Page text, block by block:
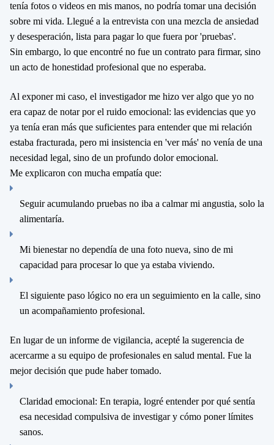
tenía fotos o videos en mis manos, no podría tomar una decisión
sobre mi vida. Llegué a la entrevista con una mezcla de ansiedad
y desesperación, lista para pagar lo que fuera por 'pruebas'.
Sin embargo, lo que encontré no fue un contrato para firmar, sino
un acto de honestidad profesional que no esperaba.
Al exponer mi caso, el investigador me hizo ver algo que yo no
era capaz de notar por el ruido emocional: las evidencias que yo
ya tenía eran más que suficientes para entender que mi relación
estaba fracturada, pero mi insistencia en 'ver más' no venía de una
necesidad legal, sino de un profundo dolor emocional.
Me explicaron con mucha empatía que:
Seguir acumulando pruebas no iba a calmar mi angustia, solo la
alimentaría.
Mi bienestar no dependía de una foto nueva, sino de mi
capacidad para procesar lo que ya estaba viviendo.
El siguiente paso lógico no era un seguimiento en la calle, sino
un acompañamiento profesional.
En lugar de un informe de vigilancia, acepté la sugerencia de
acercarme a su equipo de profesionales en salud mental. Fue la
mejor decisión que pude haber tomado.
Claridad emocional: En terapia, logré entender por qué sentía
esa necesidad compulsiva de investigar y cómo poner límites
sanos.